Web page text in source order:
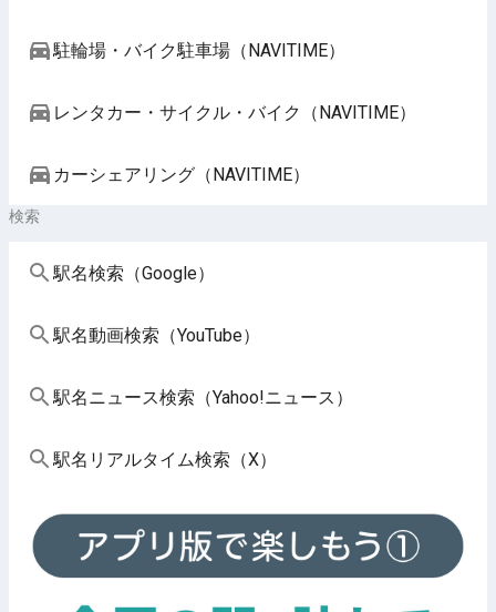
駐輪場・バイク駐車場（NAVITIME）
レンタカー・サイクル・バイク（NAVITIME）
カーシェアリング（NAVITIME）
検索
駅名検索（Google）
駅名動画検索（YouTube）
駅名ニュース検索（Yahoo!ニュース）
駅名リアルタイム検索（X）